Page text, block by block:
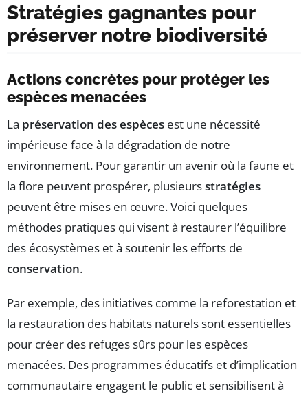
Stratégies gagnantes pour
préserver notre biodiversité
Actions concrètes pour protéger les
espèces menacées
La préservation des espèces est une nécessité
impérieuse face à la dégradation de notre
environnement. Pour garantir un avenir où la faune et
la flore peuvent prospérer, plusieursstratégies
peuvent être mises en œuvre. Voici quelques
méthodes pratiques qui visent à restaurer l’équilibre
des écosystèmes et à soutenir les efforts de
conservation.
Par exemple, des initiatives comme la reforestation et
la restauration des habitats naturels sont essentielles
pour créer des refuges sûrs pour les espèces
menacées. Des programmes éducatifs et d’implication
communautaire engagent le public et sensibilisent à